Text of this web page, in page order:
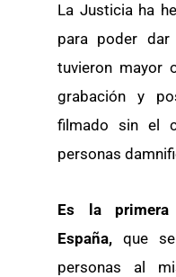
La Justicia ha
para poder
tuvieron mayor
grabación y
filmado sin el
personas
Es la
España, que
personas al